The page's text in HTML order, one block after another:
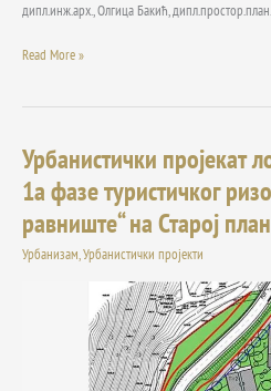
дипл.инж.арх., Олгица Бакић, дипл.простор.план.
Read More »
Урбанистички пројекат
1а фазе туристичког
равниште“ на Старој
Урбанизам,Урбанистички пројекти
Урбанистички
пројекат
локације
12
у